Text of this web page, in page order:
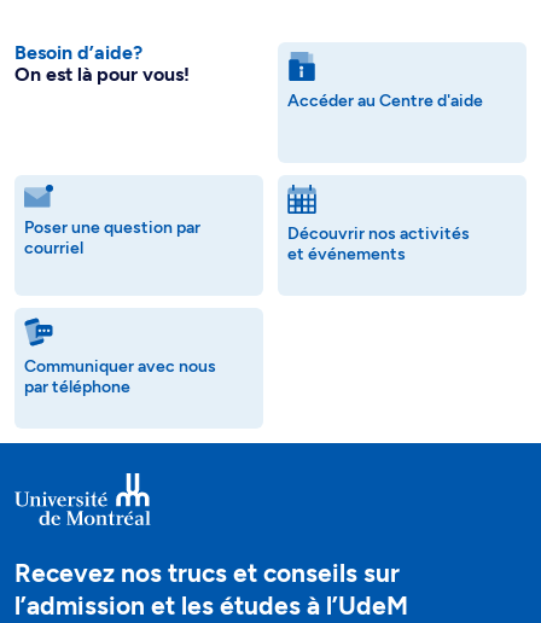
Besoin d’aide?
On est là pour vous!
Accéder au Centre d'aide
Poser une question par
courriel
Découvrir nos activités
et événements
Communiquer avec nous
par téléphone
Recevez nos trucs et conseils sur
l’admission et les études à l’UdeM